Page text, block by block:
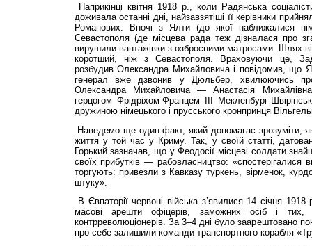
Наприкінці квітня 1918 р., коли Радянська
доживала останні дні, найзавзятіші її керівники
Романових. Вночі з Ялти (до якої наближалися
Севастополя (де місцева рада теж дізналася про
вирушили вантажівки з озброєними матросами. Шлях
коротший, ніж з Севастополя. Враховуючи це,
розбудив Олександра Михайловича і повідомив, що
генерал вже дзвонив у Дюльбер, хвилюючись
Олександра Михайловича — Анастасія
герцогом Фрідріхом-Францем III Мекленбург-
дружиною німецького і прусського кронпринця
Наведемо ще один факт, який допомагає зрозуміти,
життя у той час у Криму. Так, у своїй статті,
Горький зазначав, що у Феодосії місцеві солдати
своїх прибутків — рабовласництво: «спостерігалися
торгують: привезли з Кавказу туркень, вірменок,
штуку».
В Євпаторії червоні війська з’явилися 14 січня
масові арешти офіцерів, заможних осіб і
контрреволюціонерів. За 3–4 дні було заарештовано
про себе залишили команди транспортного корабля